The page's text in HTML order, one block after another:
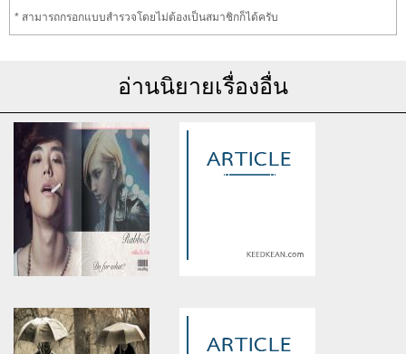
* สามารถกรอกแบบสำรวจโดยไม่ต้องเป็นสมาชิกก็ได้ครับ
อ่านนิยายเรื่องอื่น
Warning: Use of undefined
constant article_topic -
assumed 'article_topic' (this
assumed 'article_topic' (this